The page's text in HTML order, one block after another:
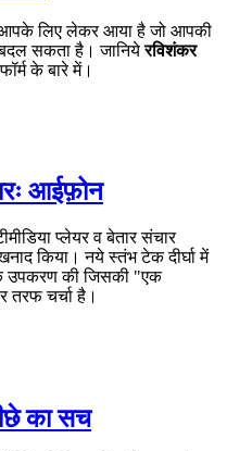
लिए लेकर आया है जो आपकी
बदल सकता है। जानियेरविशंकर
के बारे में।
आईफ़ोन
प्लेयर व बेतार संचार
किया। नये स्तंभ टेक दीर्घा में
उपकरण की जिसकी "एक
तरफ चर्चा है।
का सच